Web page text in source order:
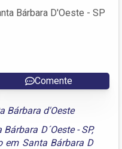
Bárbara D'Oeste - SP
Comente
Bárbara d'Oeste
D´Oeste - SP,
em Santa Bárbara D